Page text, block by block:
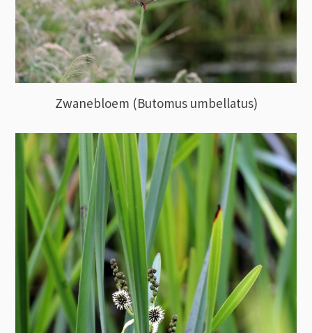
Zwanebloem (Butomus umbellatus)